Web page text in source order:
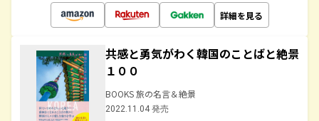
詳細を見る
共感と勇気がわく韓国のことばと絶景
１００
BOOKS 旅の名言＆絶景
2022.11.04 発売